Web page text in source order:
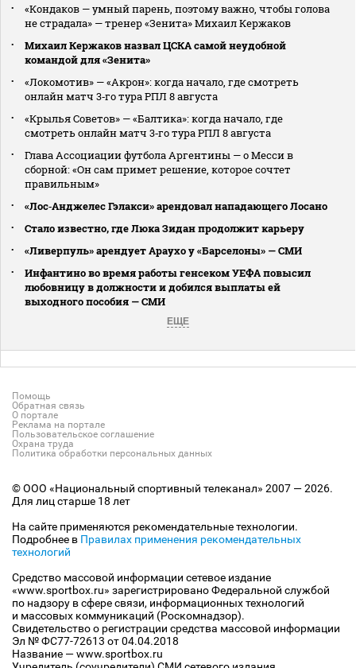
«Кондаков — умный парень, поэтому важно, чтобы голова
не страдала» — тренер «Зенита» Михаил Кержаков
Михаил Кержаков назвал ЦСКА самой неудобной
командой для «Зенита»
«Локомотив» — «Акрон»: когда начало, где смотреть
онлайн матч 3‑го тура РПЛ 8 августа
«Крылья Советов» — «Балтика»: когда начало, где
смотреть онлайн матч 3‑го тура РПЛ 8 августа
Глава Ассоциации футбола Аргентины — о Месси в
сборной: «Он сам примет решение, которое сочтет
правильным»
«Лос‑Анджелес Гэлакси» арендовал нападающего Лосано
Стало известно, где Люка Зидан продолжит карьеру
«Ливерпуль» арендует Араухо у «Барселоны» — СМИ
Инфантино во время работы генсеком УЕФА повысил
любовницу в должности и добился выплаты ей
выходного пособия — СМИ
ЕЩЕ
Помощь
Обратная связь
О портале
Реклама на портале
Пользовательское соглашение
Охрана труда
Политика обработки персональных данных
© ООО «Национальный спортивный телеканал» 2007 — 2026.
Для лиц старше 18 лет
На сайте применяются рекомендательные технологии.
Подробнее в Правилах применения рекомендательных
технологий
Средство массовой информации сетевое издание
«www.sportbox.ru» зарегистрировано Федеральной службой
по надзору в сфере связи, информационных технологий
и массовых коммуникаций (Роскомнадзор).
Свидетельство о регистрации средства массовой информации
Эл № ФС77-72613 от 04.04.2018
Название — www.sportbox.ru